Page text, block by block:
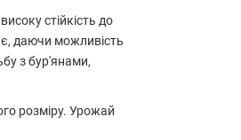
стійкість до
даючи можливість
з бур'янами,
розміру. Урожай